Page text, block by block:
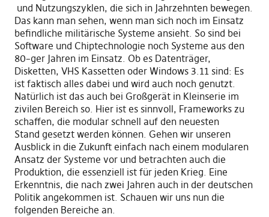
und Nutzungszyklen, die sich in Jahrzehnten bewegen.
Das kann man sehen, wenn man sich noch im Einsatz
befindliche militärische Systeme ansieht. So sind bei
Software und Chiptechnologie noch Systeme aus den
80–ger Jahren im Einsatz. Ob es Datenträger,
Disketten, VHS Kassetten oder Windows 3.11 sind: Es
ist faktisch alles dabei und wird auch noch genutzt.
Natürlich ist das auch bei Großgerät in Kleinserie im
zivilen Bereich so. Hier ist es sinnvoll, Frameworks zu
schaffen, die modular schnell auf den neuesten
Stand gesetzt werden können. Gehen wir unseren
Ausblick in die Zukunft einfach nach einem modularen
Ansatz der Systeme vor und betrachten auch die
Produktion, die essenziell ist für jeden Krieg. Eine
Erkenntnis, die nach zwei Jahren auch in der deutschen
Politik angekommen ist. Schauen wir uns nun die
folgenden Bereiche an.